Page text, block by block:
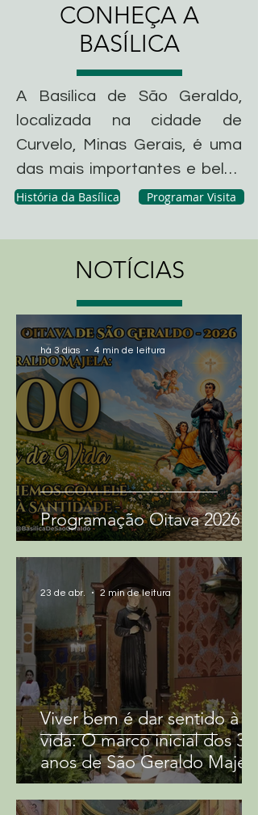
CONHEÇA A
BASÍLICA
A Basílica de São Geraldo,
localizada na cidade de
Curvelo, Minas Gerais, é uma
das mais importantes e belas
construções religiosas do
fachada e seu interior
ricamente ornamentado, o
Geraldo atrai fiéis e turistas
de todo o Brasil e do mundo.
No entanto, mais do que sua
beleza arquitetônica, a
Basílica de São Geraldo é um
importante marco histórico e
cultural para a cidade de
Curvelo e região. A sua
construção, que teve início em
1884, foi um marco de
desenvolvimento. Além disso,
o Santuário é um importante
centro de devoção e fé para
os católicos de diversas
regiões do país. São Geraldo
Majela, o santo padroeiro da
basílica, é conhecido como um
exemplo de santidade e
devoção, e sua figura é
venerada por milhares de fiéis
História da Basílica Programar Visita
NOTÍCIAS
Programação Oitava 2026
há 3 dias 4 min de leitura
Viver bem é dar sentido à
vida: O marco inicial dos 300
anos de São Geraldo Majela
23 de abr. 2 min de leitura